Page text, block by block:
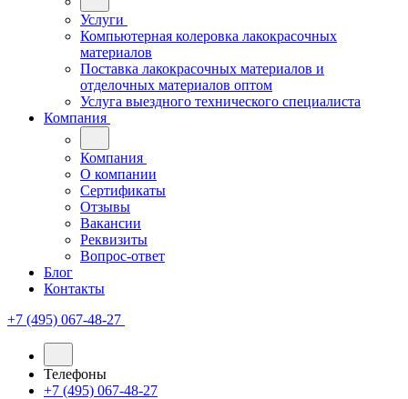
Услуги
Компьютерная колеровка лакокрасочных
материалов
Поставка лакокрасочных материалов и
отделочных материалов оптом
Услуга выездного технического специалиста
Компания
Компания
О компании
Сертификаты
Отзывы
Вакансии
Реквизиты
Вопрос-ответ
Блог
Контакты
+7 (495) 067-48-27
Телефоны
+7 (495) 067-48-27